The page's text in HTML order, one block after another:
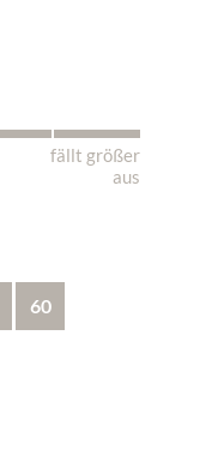
fällt größer
aus
60